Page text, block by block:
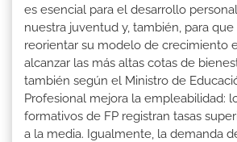
es esencial para el desarrollo
nuestra juventud y, también, para que
reorientar su modelo de crecimiento
alcanzar las más altas cotas de
también según el Ministro de
Profesional mejora la empleabilidad:
formativos de FP registran tasas
a la media. Igualmente, la demanda